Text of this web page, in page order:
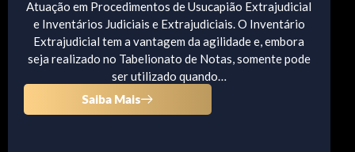
Atuação em Procedimentos de Usucapião Extrajudicial
e Inventários Judiciais e Extrajudiciais. O Inventário
Extrajudicial tem a vantagem da agilidade e, embora
seja realizado no Tabelionato de Notas, somente pode
ser utilizado quando…
Saiba Mais